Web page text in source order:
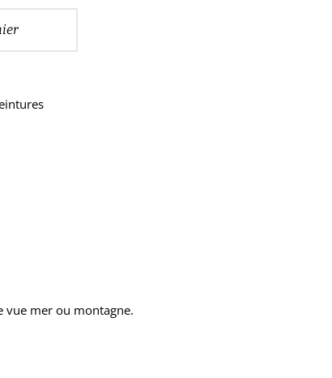
vue mer ou montagne.